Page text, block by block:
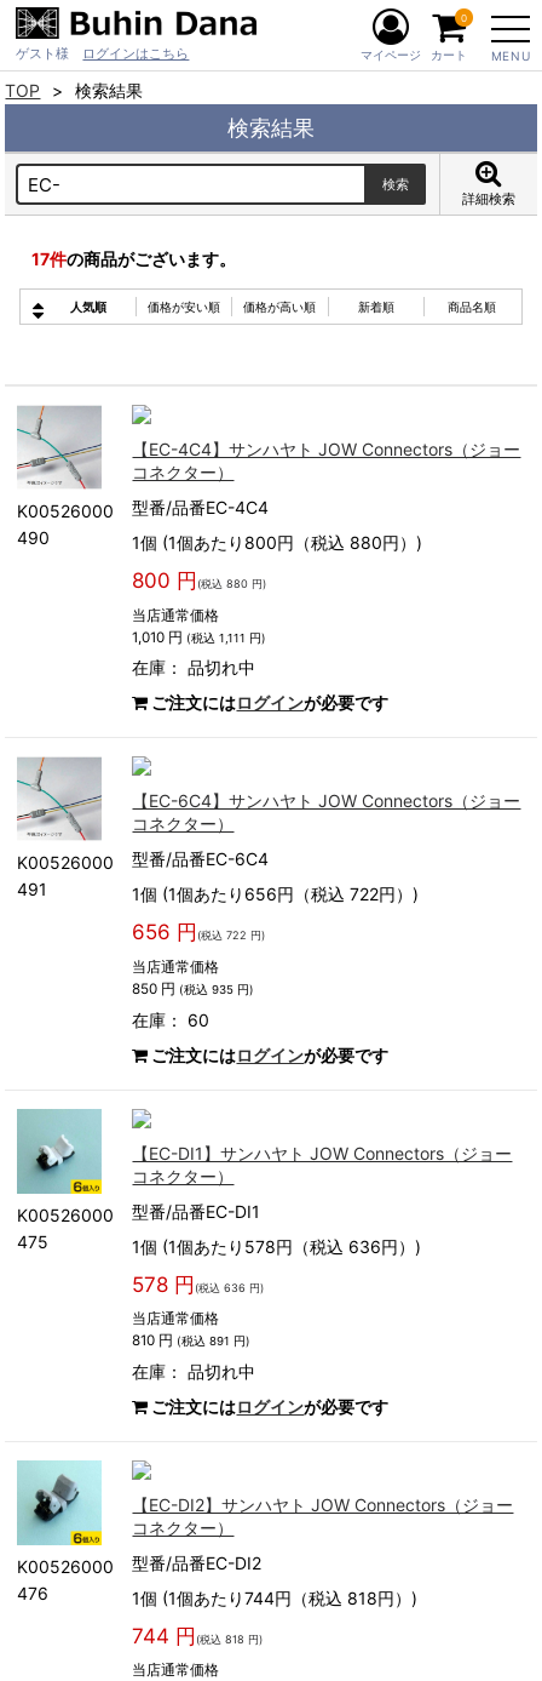
ゲスト様 ログインはこちら MENU
マイページ カート
0
TOP 検索結果
検索結果
詳細検索
17件の商品がございます。
人気順 価格が安い順 価格が高い順 新着順 商品名順
K00526000
490
【EC-4C4】サンハヤト JOW Connectors（ジョー
コネクター）
型番/品番EC-4C4
1個 (1個あたり800円（税込 880円）)
800 円 (税込 880 円)
当店通常価格
1,010 円 (税込 1,111 円)
在庫：品切れ中
ご注文にはログインが必要です
K00526000
491
【EC-6C4】サンハヤト JOW Connectors（ジョー
コネクター）
型番/品番EC-6C4
1個 (1個あたり656円（税込 722円）)
656 円 (税込 722 円)
当店通常価格
850 円 (税込 935 円)
在庫： 60
ご注文にはログインが必要です
K00526000
475
【EC-DI1】サンハヤト JOW Connectors（ジョー
コネクター）
型番/品番EC-DI1
1個 (1個あたり578円（税込 636円）)
578 円 (税込 636 円)
当店通常価格
810 円 (税込 891 円)
在庫：品切れ中
ご注文にはログインが必要です
K00526000
476
【EC-DI2】サンハヤト JOW Connectors（ジョー
コネクター）
型番/品番EC-DI2
1個 (1個あたり744円（税込 818円）)
744 円 (税込 818 円)
当店通常価格